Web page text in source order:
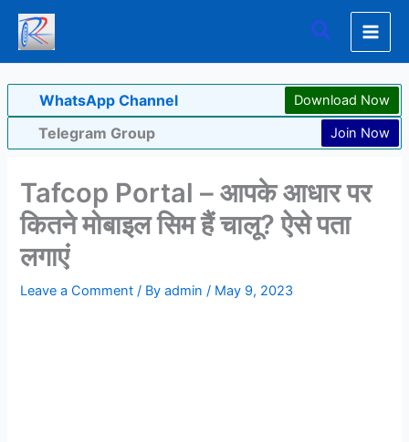
Skip
content
Search
WhatsApp Channel Download Now
Telegram Group Join Now
Tafcop Portal – आपके आधार पर
कितने मोबाइल सिम हैं चालू? ऐसे पता
लगाएं
Leave a Comment / Byadmin/ May 9, 2023